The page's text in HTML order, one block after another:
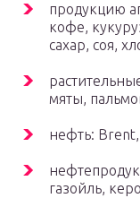
продукцию
кофе,
сахар, соя,
мяты,
нефть: Brent,
газойль,